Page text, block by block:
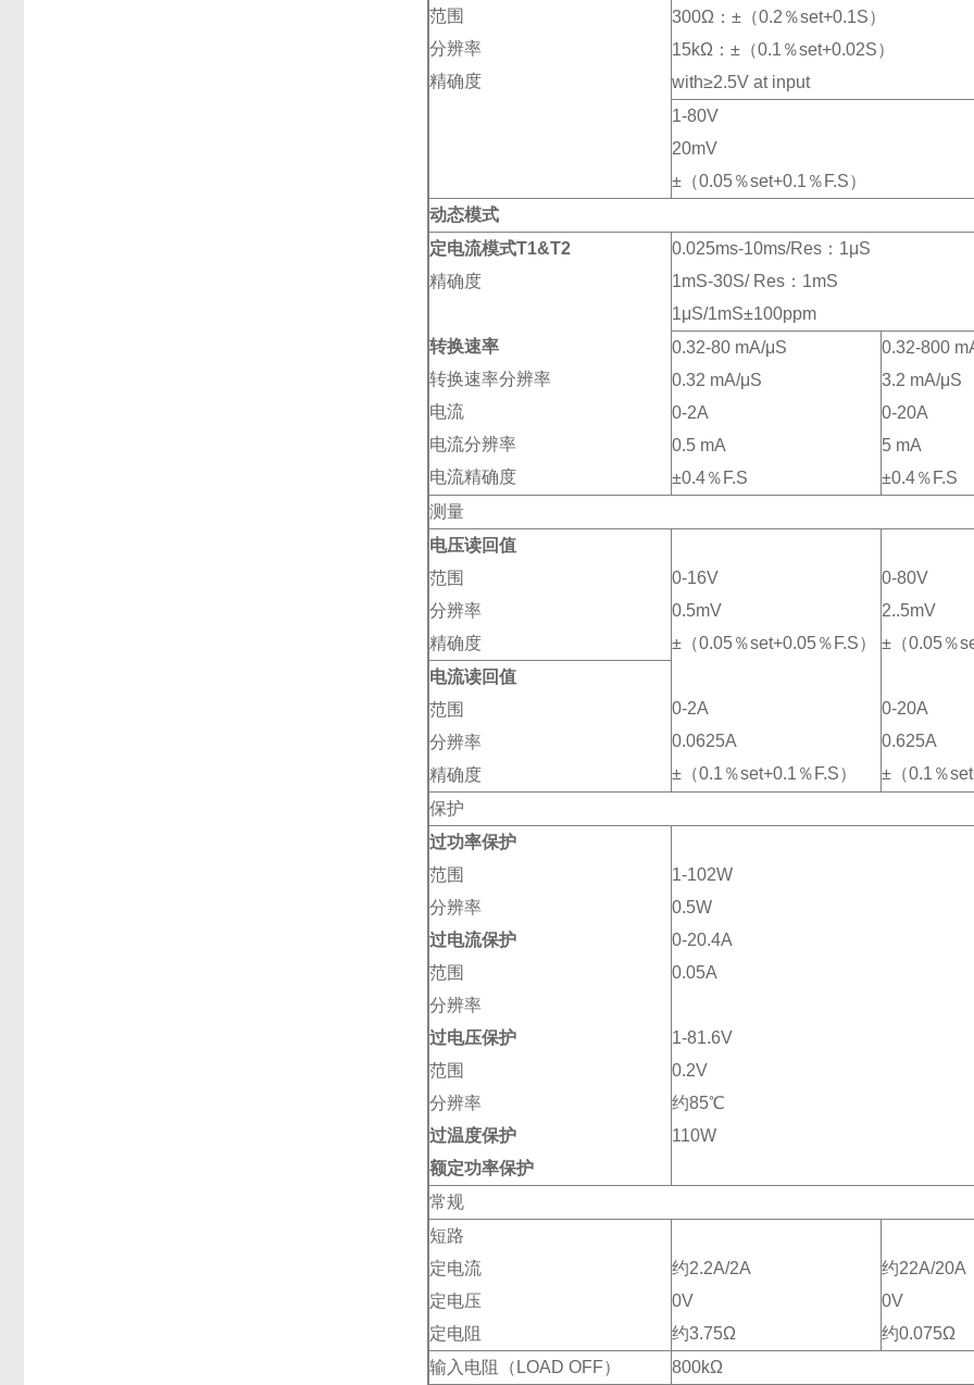
范围
分辨率
精确度
300Ω：±（0.2％set+0.1S）
15kΩ：±（0.1％set+0.02S）
with≥2.5V at input
1-80V
20mV
±（0.05％set+0.1％F.S）
动态模式
定电流模式T1&T2
精确度
转换速率
转换速率分辨率
电流
电流分辨率
电流精确度
0.025ms-10ms/Res：1μS
1mS-30S/ Res：1mS
1μS/1mS±100ppm
0.32-80 mA/μS
0.32 mA/μS
0-2A
0.5 mA
±0.4％F.S
0.32-800
3.2 mA/μS
0-20A
5 mA
±0.4％F.S
测量
电压读回值
范围
分辨率
精确度
0-16V
0.5mV
±（0.05％set+0.05％F.S）
0-2A
0.0625A
±（0.1％set+0.1％F.S）
0-80V
2..5mV
±（0.05％
0-20A
0.625A
±（0.1％
电流读回值
范围
分辨率
精确度
保护
过功率保护
范围
分辨率
过电流保护
范围
分辨率
过电压保护
范围
分辨率
过温度保护
额定功率保护
1-102W
0.5W
0-20.4A
0.05A
1-81.6V
0.2V
约85℃
110W
常规
短路
定电流
定电压
定电阻
约2.2A/2A
0V
约3.75Ω
约22A/20A
0V
约0.075Ω
输入电阻（LOAD OFF）
800kΩ